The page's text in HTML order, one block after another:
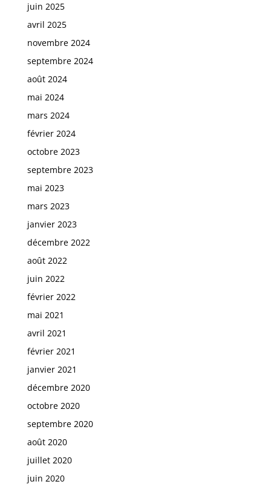
juin 2025
avril 2025
novembre 2024
septembre 2024
août 2024
mai 2024
mars 2024
février 2024
octobre 2023
septembre 2023
mai 2023
mars 2023
janvier 2023
décembre 2022
août 2022
juin 2022
février 2022
mai 2021
avril 2021
février 2021
janvier 2021
décembre 2020
octobre 2020
septembre 2020
août 2020
juillet 2020
juin 2020